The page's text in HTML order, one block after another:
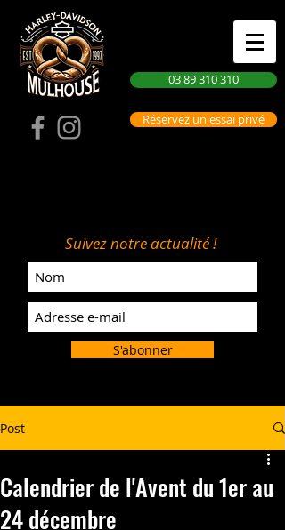
03 89 310 310
Réservez un essai privé
Suivez notre actualité !
S'abonner
Post
Calendrier de l'Avent du 1er au
24 décembre